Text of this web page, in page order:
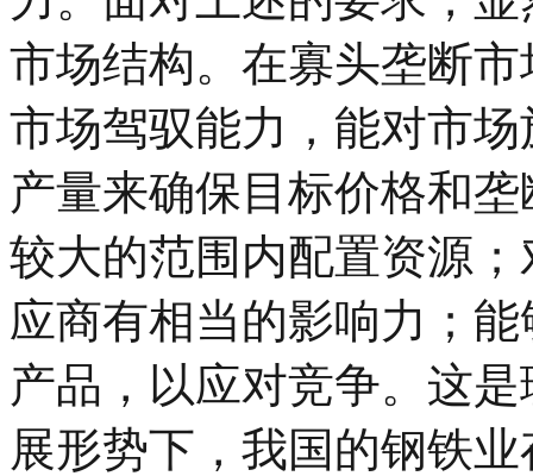
市场结构。在寡头垄断
市场驾驭能力，能对市
产量来确保目标价格和
较大的范围内配置资源
应商有相当的影响力；
产品，以应对竞争。这
展形势下，我国的钢铁